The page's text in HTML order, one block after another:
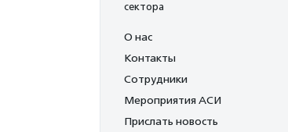
сектора
О нас
Контакты
Сотрудники
Мероприятия АСИ
Прислать новость